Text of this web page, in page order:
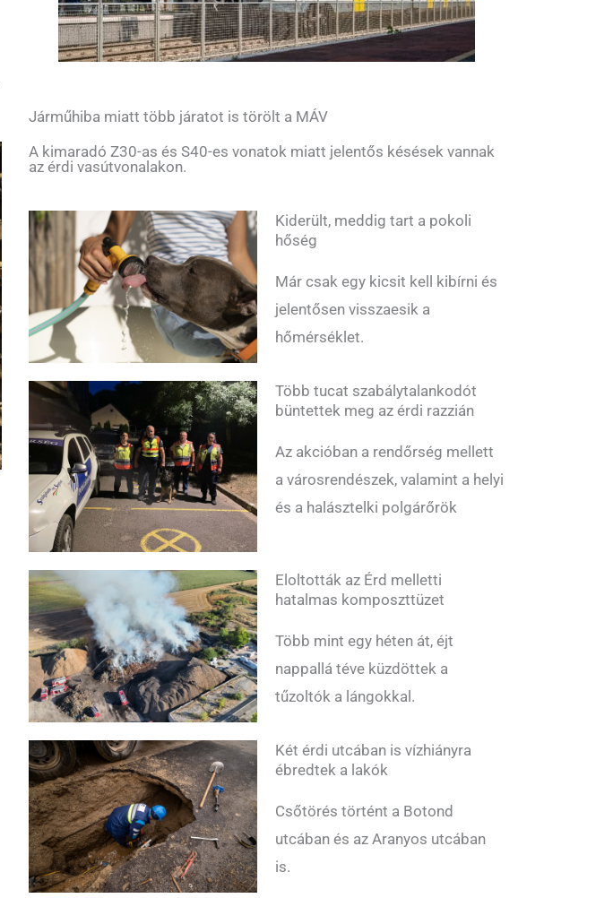
Járműhiba miatt több járatot is törölt a MÁV
A kimaradó Z30-as és S40-es vonatok miatt jelentős késések vannak
az érdi vasútvonalakon.
Kiderült, meddig tart a pokoli
hőség
Már csak egy kicsit kell kibírni és
jelentősen visszaesik a
hőmérséklet.
Több tucat szabálytalankodót
büntettek meg az érdi razzián
Az akcióban a rendőrség mellett
a városrendészek, valamint a helyi
és a halásztelki polgárőrök
Eloltották az Érd melletti
hatalmas komposzttüzet
Több mint egy héten át, éjt
nappallá téve küzdöttek a
tűzoltók a lángokkal.
Két érdi utcában is vízhiányra
ébredtek a lakók
Csőtörés történt a Botond
utcában és az Aranyos utcában
is.